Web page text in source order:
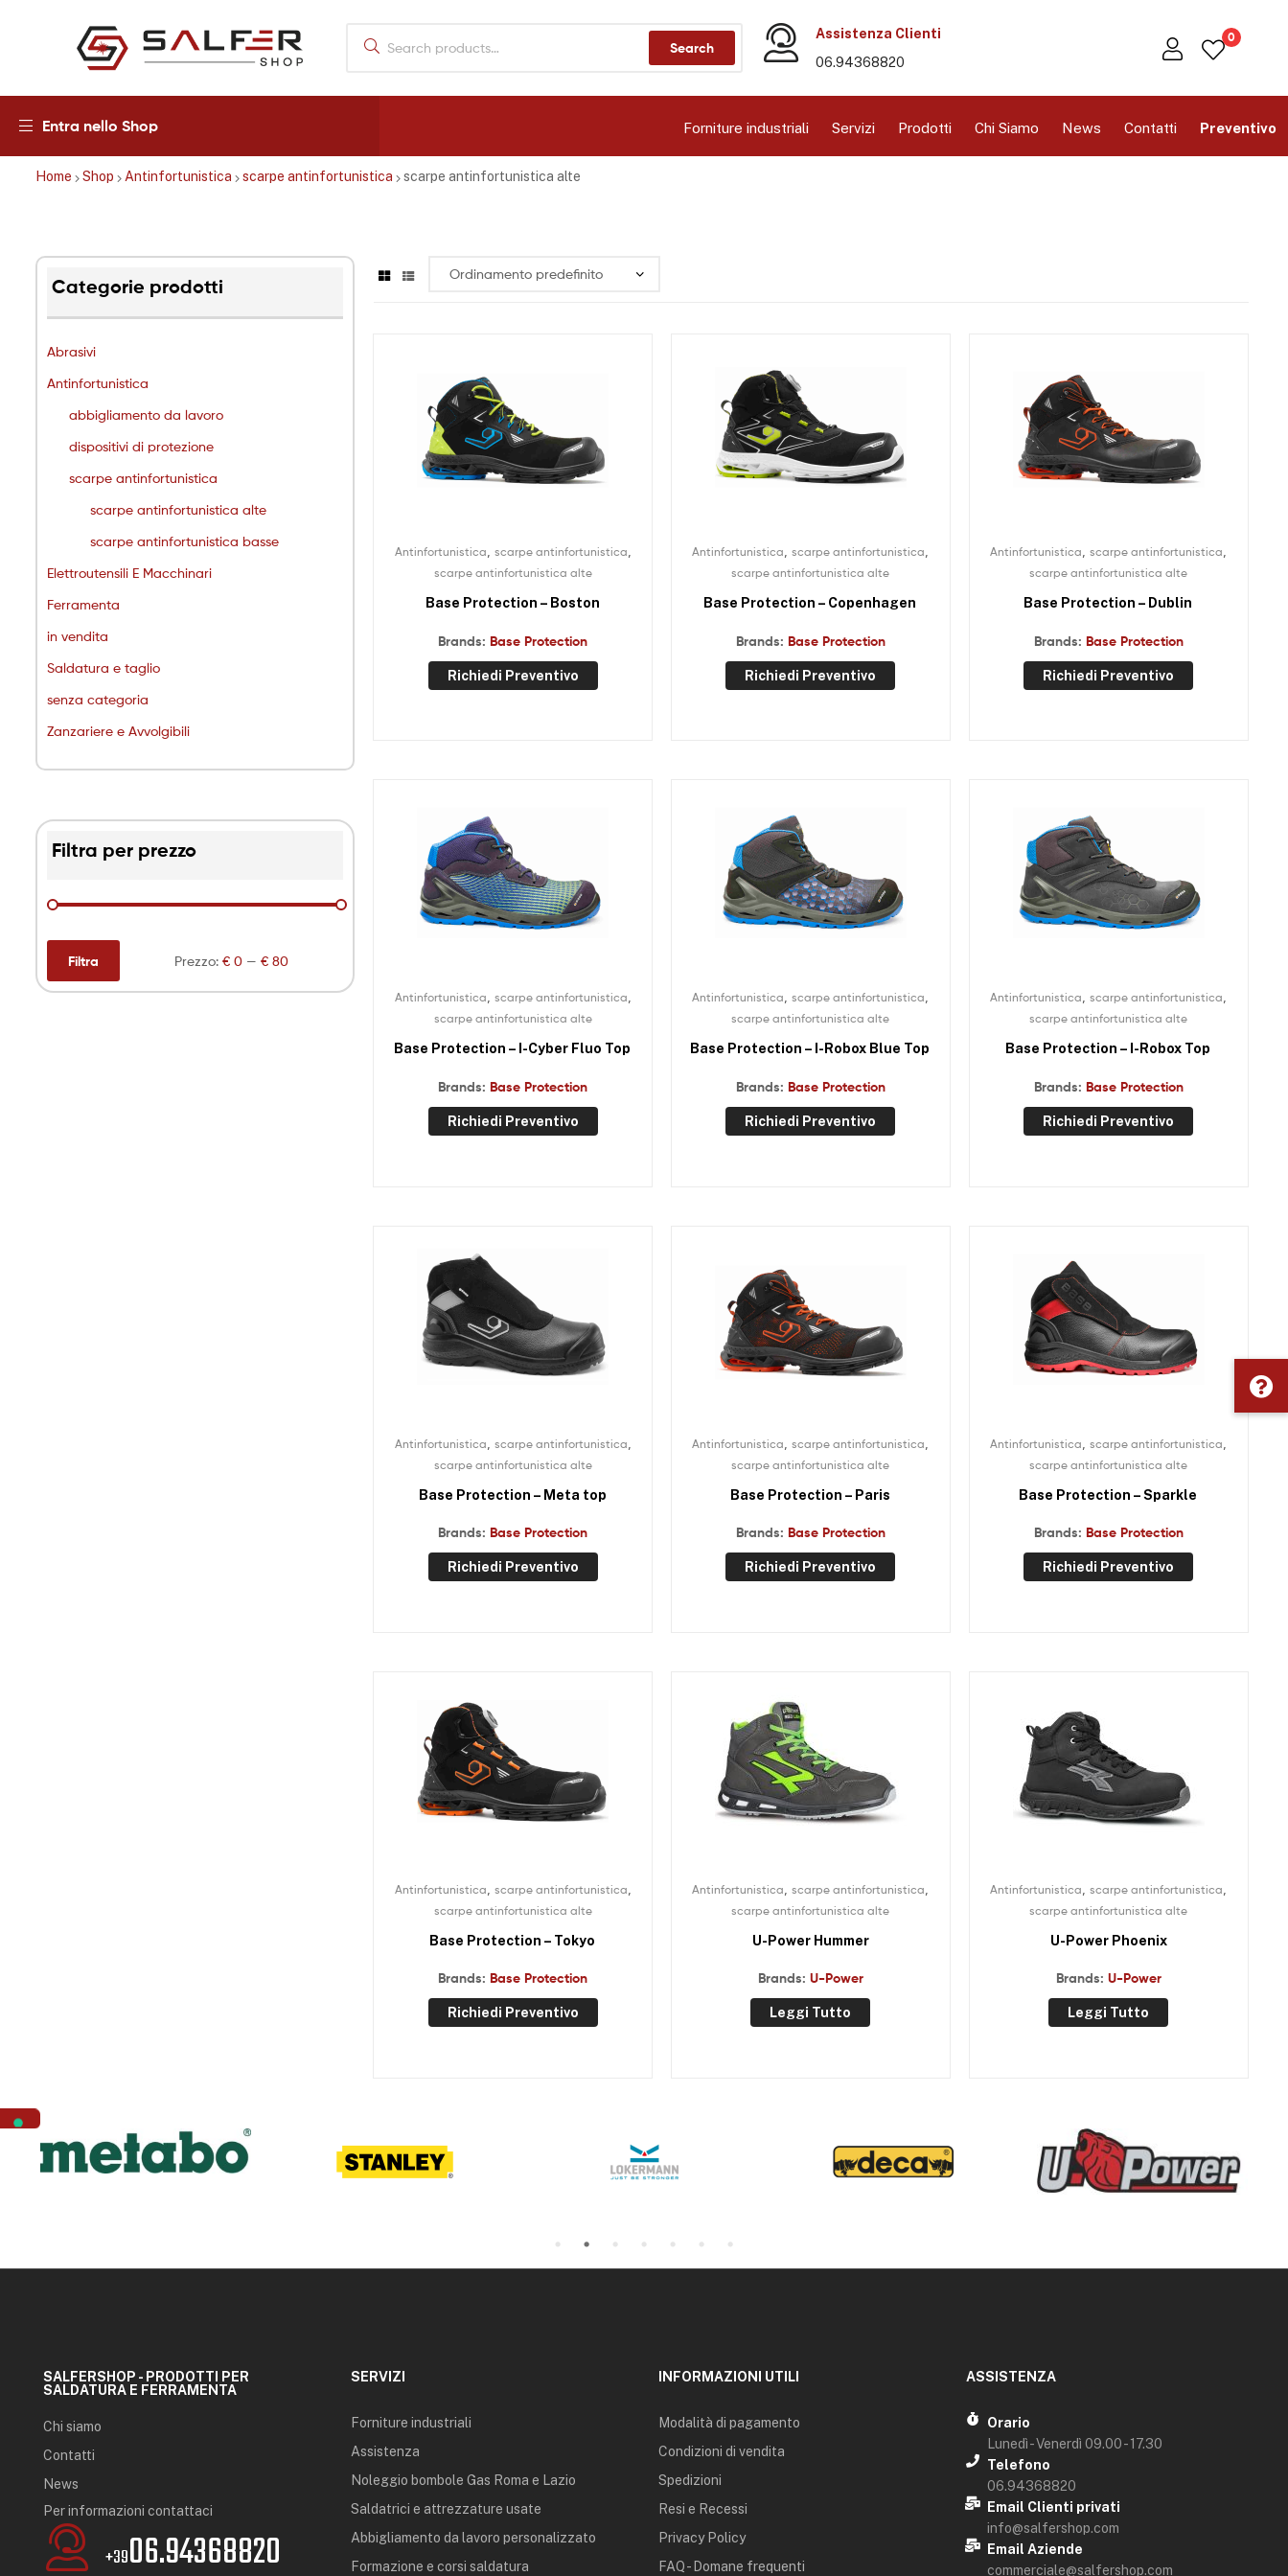
Salfershop
Search
Assistenza Clienti
06.94368820
0
Entra nello Shop Forniture industriali Servizi Prodotti Chi Siamo News Contatti Preventivo
Home Shop Antinfortunistica scarpe antinfortunistica scarpe antinfortunistica alte
Categorie prodotti
Abrasivi
Antinfortunistica
abbigliamento da lavoro
dispositivi di protezione
scarpe antinfortunistica
scarpe antinfortunistica alte
scarpe antinfortunistica basse
Elettroutensili E Macchinari
Ferramenta
in vendita
Saldatura e taglio
senza categoria
Zanzariere e Avvolgibili
Filtra per prezzo
Filtra Prezzo: € 0— € 80
Antinfortunistica scarpe antinfortunistica
scarpe antinfortunistica alte
Base Protection – Boston
Brands: Base Protection
Richiedi Preventivo
Antinfortunistica ,scarpe antinfortunistica
scarpe antinfortunistica alte
Base Protection – Copenhagen
Brands: Base Protection
Richiedi Preventivo
Antinfortunistica ,scarpe antinfortunistica
scarpe antinfortunistica alte
Base Protection – Dublin
Brands: Base Protection
Richiedi Preventivo
Antinfortunistica, scarpe antinfortunistica,
scarpe antinfortunistica alte
Base Protection – I-Cyber Fluo Top
Brands: Base Protection
Richiedi Preventivo
Antinfortunistica,scarpe antinfortunistica,
scarpe antinfortunistica alte
Base Protection – I-Robox Blue Top
Brands: Base Protection
Richiedi Preventivo
Antinfortunistica,scarpe antinfortunistica,
scarpe antinfortunistica alte
Base Protection – I-Robox Top
Brands: Base Protection
Richiedi Preventivo
Antinfortunistica scarpe antinfortunistica
scarpe antinfortunistica alte
Base Protection – Meta top
Brands: Base Protection
Richiedi Preventivo
Antinfortunistica ,scarpe antinfortunistica
scarpe antinfortunistica alte
Base Protection – Paris
Brands: Base Protection
Richiedi Preventivo
Antinfortunistica ,scarpe antinfortunistica
scarpe antinfortunistica alte
Base Protection – Sparkle
Brands: Base Protection
Richiedi Preventivo
Antinfortunistica scarpe antinfortunistica
scarpe antinfortunistica alte
Base Protection – Tokyo
Brands: Base Protection
Richiedi Preventivo
Antinfortunistica ,scarpe antinfortunistica
scarpe antinfortunistica alte
U-Power Hummer
Brands: U-Power
Leggi Tutto
Antinfortunistica ,scarpe antinfortunistica
scarpe antinfortunistica alte
U-Power Phoenix
Brands: U-Power
Leggi Tutto
SALFERSHOP - PRODOTTI PER
SALDATURA E FERRAMENTA
Chi siamo
Contatti
News
Per informazioni contattaci
+3906.94368820
SERVIZI
Forniture industriali
Assistenza
Noleggio bombole Gas Roma e Lazio
Saldatrici e attrezzature usate
Abbigliamento da lavoro personalizzato
Formazione e corsi saldatura
INFORMAZIONI UTILI
Modalità di pagamento
Condizioni di vendita
Spedizioni
Resi e Recessi
Privacy Policy
FAQ - Domane frequenti
ASSISTENZA
Orario
Lunedì - Venerdì 09.00 - 17.30
Telefono
06.94368820
Email Clienti privati
info@salfershop.com
Email Aziende
commerciale@salfershop.com